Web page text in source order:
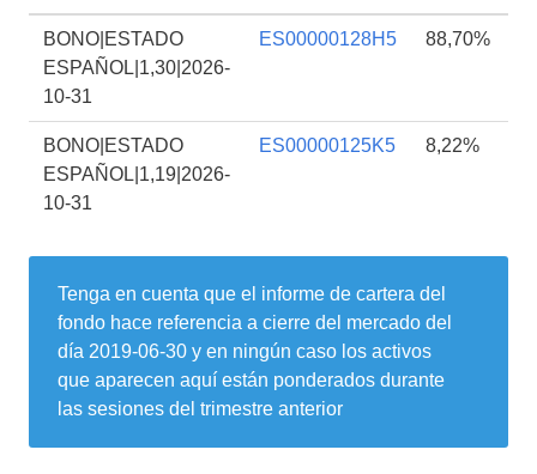
BONO|ESTADO
ESPAÑOL|1,30|2026-
10-31
ES00000128H5 88,70%
BONO|ESTADO
ESPAÑOL|1,19|2026-
10-31
ES00000125K5 8,22%
Tenga en cuenta que el informe de cartera del
fondo hace referencia a cierre del mercado del
día 2019-06-30 y en ningún caso los activos
que aparecen aquí están ponderados durante
las sesiones del trimestre anterior